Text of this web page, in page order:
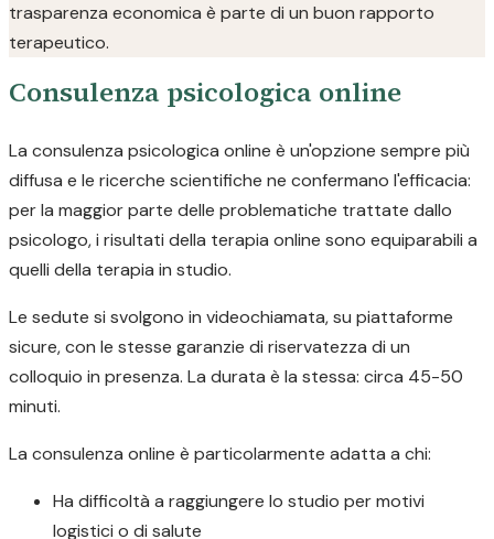
trasparenza economica è parte di un buon rapporto
terapeutico.
Consulenza psicologica online
La consulenza psicologica online è un'opzione sempre più
diffusa e le ricerche scientifiche ne confermano l'efficacia:
per la maggior parte delle problematiche trattate dallo
psicologo, i risultati della terapia online sono equiparabili a
quelli della terapia in studio.
Le sedute si svolgono in videochiamata, su piattaforme
sicure, con le stesse garanzie di riservatezza di un
colloquio in presenza. La durata è la stessa: circa 45-50
minuti.
La consulenza online è particolarmente adatta a chi:
Ha difficoltà a raggiungere lo studio per motivi
logistici o di salute